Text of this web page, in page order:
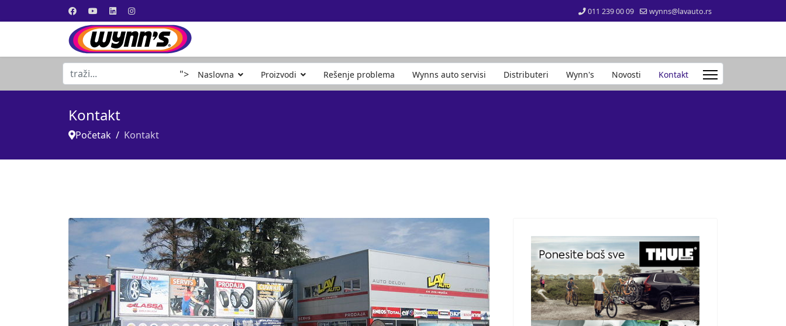
011 239 00 09 wynns@lavauto.rs
"> Naslovna Proizvodi Rešenje problema Wynns auto servisi Distributeri Wynn's Novosti Kontakt
traži...
Kontakt
Početak Kontakt